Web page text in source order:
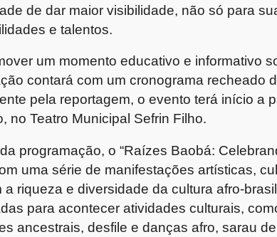
de dar maior visibilidade, não só para
e talentos.
um momento educativo e informativo
contará com um cronograma recheado
pela reportagem, o evento terá início a
no Teatro Municipal Sefrin Filho.
programação, o “Raízes Baobá:
uma série de manifestações artísticas,
a riqueza e diversidade da cultura afro-
para acontecer atividades culturais,
ancestrais, desfile e danças afro, sarau